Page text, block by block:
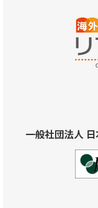
一般社団法人